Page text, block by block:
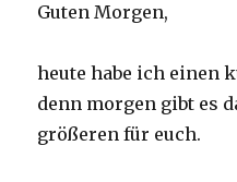
Guten Morgen,
heute habe ich einen
denn morgen gibt es
größeren für euch.